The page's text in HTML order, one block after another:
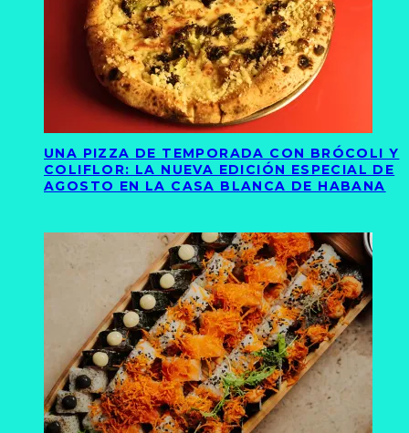
UNA PIZZA DE TEMPORADA CON BRÓCOLI Y
COLIFLOR: LA NUEVA EDICIÓN ESPECIAL DE
AGOSTO EN LA CASA BLANCA DE HABANA